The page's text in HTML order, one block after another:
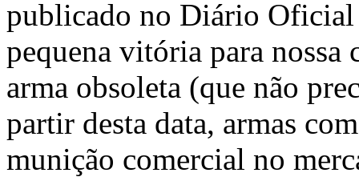
publicado no Diário Oficial
pequena vitória para nossa
arma obsoleta (que não
partir desta data, armas
munição comercial no